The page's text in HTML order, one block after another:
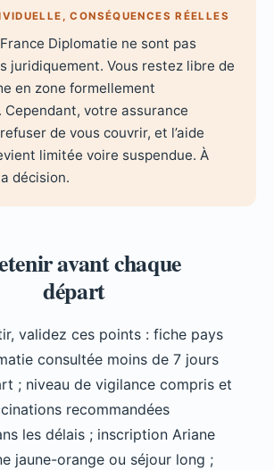
CONSÉQUENCES RÉELLES
Diplomatie ne sont pas
juridiquement. Vous restez libre de
en zone formellement
Cependant, votre assurance
de vous couvrir, et l’aide
limitée voire suspendue. À
décision.
avant chaque
départ
validez ces points : fiche pays
consultée moins de 7 jours
; niveau de vigilance compris et
recommandées
les délais ; inscription Ariane
jaune-orange ou séjour long ;